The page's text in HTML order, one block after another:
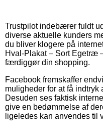
Trustpilot indebærer fuldt
diverse aktuelle kunders
du bliver klogere på
Hval-Plakat – Sort Egetræ
færdiggør din shopping.
Facebook fremskaffer
muligheder for at få indtryk
Desuden ses faktisk
give en bedømmelse af
ligeledes kan anvendes til